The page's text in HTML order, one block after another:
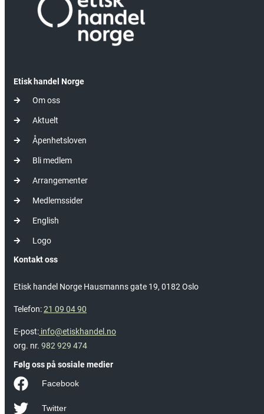
Etisk handel Norge
Om oss
Aktuelt
Åpenhetsloven
Bli medlem
Arrangementer
Medlemssider
English
Logo
Kontakt oss
Etisk handel Norge Hausmanns gate 19, 0182 Oslo
Telefon:21 09 04 90
E-post: info@etiskhandel.no
org. nr. 982 929 474
Følg oss på sosiale medier
Facebook
Twitter